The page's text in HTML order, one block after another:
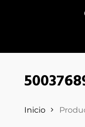
Inicio